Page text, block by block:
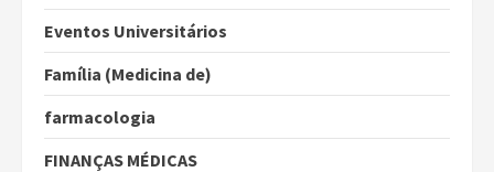
Eventos Universitários
Família (Medicina de)
farmacologia
FINANÇAS MÉDICAS